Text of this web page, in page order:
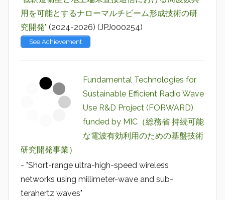
用を可能とするナローマルチビーム形成技術の研
究開発" (2024-2026) (JPJ000254)
See Achievement
Fundamental Technologies for
Sustainable Efficient Radio Wave
Use R&D Project (FORWARD)
funded by MIC（総務省 持続可能
な電波有効利用のための基盤技術
研究開発事業）
- "Short-range ultra-high-speed wireless
networks using millimeter-wave and sub-
terahertz waves"